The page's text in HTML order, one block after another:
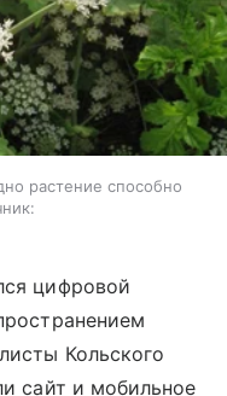
растение способно
цифровой
Кольского
сайт и мобильное